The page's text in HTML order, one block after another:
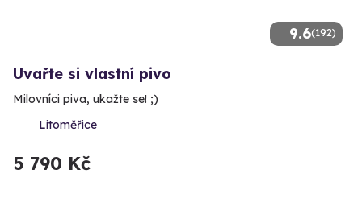
9.6(192)
Uvařte si vlastní pivo
Milovníci piva, ukažte se! ;)
Litoměřice
5 790 Kč